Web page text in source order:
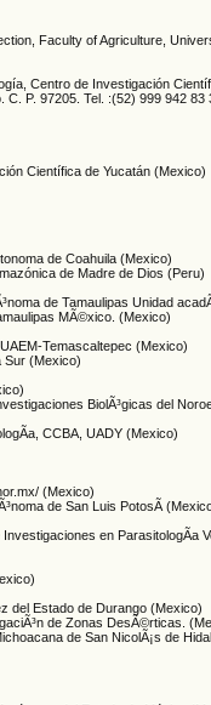
Faculty of Agriculture,
Centro de Investigación
C. P. 97205. Tel. :(52) 999 942
Científica de Yucatán (Mexico)
de Coahuila (Mexico)
de Madre de Dios (Peru)
de Tamaulipas Unidad
MÃ©xico. (Mexico)
Temascaltepec (Mexico)
Sur (Mexico)
BiolÃ³gicas del
CCBA, UADY (Mexico)
(Mexico)
de San Luis PotosÃ­
Investigaciones en ParasitologÃ­a
del Estado de Durango (Mexico)
de Zonas DesÃ©rticas.
de San NicolÃ¡s de